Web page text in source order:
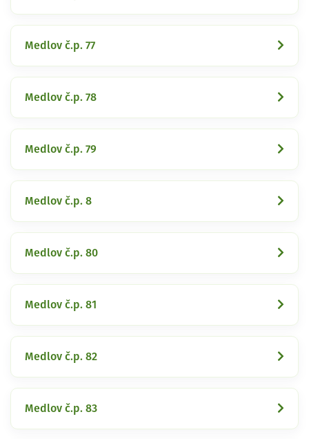
Medlov č.p. 77
Medlov č.p. 78
Medlov č.p. 79
Medlov č.p. 8
Medlov č.p. 80
Medlov č.p. 81
Medlov č.p. 82
Medlov č.p. 83